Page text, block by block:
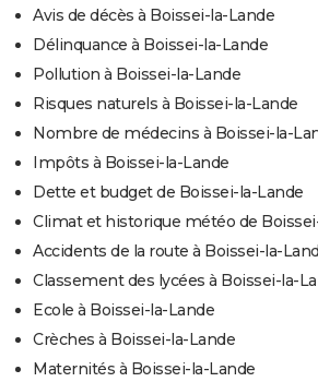
Avis de décès à Boissei-la-Lande
Délinquance à Boissei-la-Lande
Pollution à Boissei-la-Lande
Risques naturels à Boissei-la-Lande
Nombre de médecins à Boissei-la-
Impôts à Boissei-la-Lande
Dette et budget de Boissei-la-Lande
Climat et historique météo de
Accidents de la route à Boissei-la-
Classement des lycées à Boissei-la-
Ecole à Boissei-la-Lande
Crèches à Boissei-la-Lande
Maternités à Boissei-la-Lande